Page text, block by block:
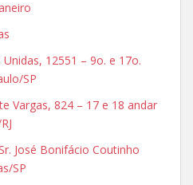
12551 – 9o. e 17o.
SP
Vargas, 824 – 17 e 18 andar
José Bonifácio Coutinho
SP